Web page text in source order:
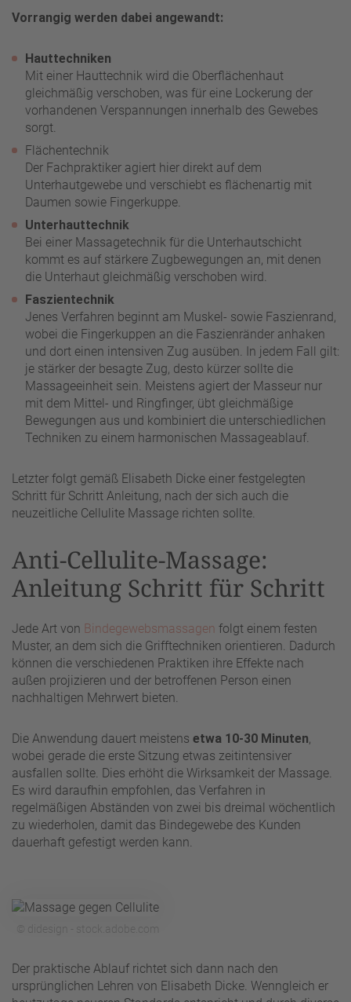
Vorrangig werden dabei angewandt:
Hauttechniken
Mit einer Hauttechnik wird die Oberflächenhaut
gleichmäßig verschoben, was für eine Lockerung der
vorhandenen Verspannungen innerhalb des Gewebes
sorgt.
Flächentechnik
Der Fachpraktiker agiert hier direkt auf dem
Unterhautgewebe und verschiebt es flächenartig mit
Daumen sowie Fingerkuppe.
Unterhauttechnik
Bei einer Massagetechnik für die Unterhautschicht
kommt es auf stärkere Zugbewegungen an, mit denen
die Unterhaut gleichmäßig verschoben wird.
Faszientechnik
Jenes Verfahren beginnt am Muskel- sowie Faszienrand,
wobei die Fingerkuppen an die Faszienränder anhaken
und dort einen intensiven Zug ausüben. In jedem Fall gilt:
je stärker der besagte Zug, desto kürzer sollte die
Massageeinheit sein. Meistens agiert der Masseur nur
mit dem Mittel- und Ringfinger, übt gleichmäßige
Bewegungen aus und kombiniert die unterschiedlichen
Techniken zu einem harmonischen Massageablauf.
Letzter folgt gemäß Elisabeth Dicke einer festgelegten
Schritt für Schritt Anleitung, nach der sich auch die
neuzeitliche Cellulite Massage richten sollte.
Anti-Cellulite-Massage:
Anleitung Schritt für Schritt
Jede Art von Bindegewebsmassagen folgt einem festen
Muster, an dem sich die Grifftechniken orientieren. Dadurch
können die verschiedenen Praktiken ihre Effekte nach
außen projizieren und der betroffenen Person einen
nachhaltigen Mehrwert bieten.
Die Anwendung dauert meistens etwa 10-30 Minuten,
wobei gerade die erste Sitzung etwas zeitintensiver
ausfallen sollte. Dies erhöht die Wirksamkeit der Massage.
Es wird daraufhin empfohlen, das Verfahren in
regelmäßigen Abständen von zwei bis dreimal wöchentlich
zu wiederholen, damit das Bindegewebe des Kunden
dauerhaft gefestigt werden kann.
© didesign - stock.adobe.com
Der praktische Ablauf richtet sich dann nach den
ursprünglichen Lehren von Elisabeth Dicke. Wenngleich er